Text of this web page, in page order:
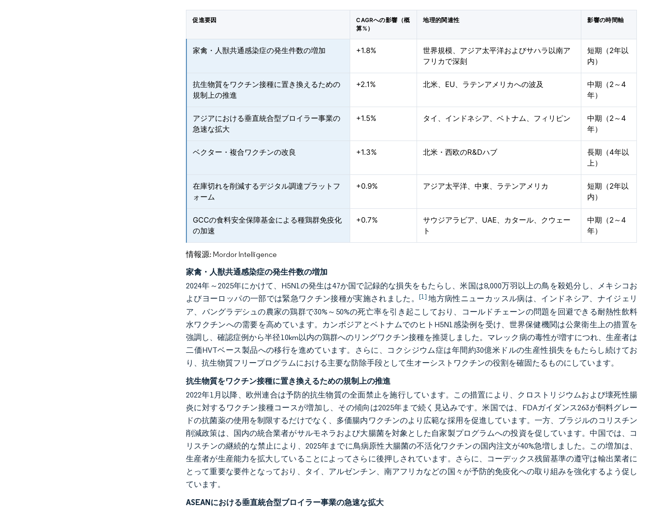
促進要因
CAGRへの影響（概
算%）
地理的関連性 影響の時間軸
家禽・人獣共通感染症の発生件数の増加 +1.8%
世界規模、アジア太平洋およびサハラ以南ア
フリカで深刻
短期（2年以
内）
抗生物質をワクチン接種に置き換えるための
規制上の推進
+2.1% 北米、EU、ラテンアメリカへの波及
中期（2～4
年）
アジアにおける垂直統合型ブロイラー事業の
急速な拡大
+1.5% タイ、インドネシア、ベトナム、フィリピン
中期（2～4
年）
ベクター・複合ワクチンの改良 +1.3% 北米・西欧のR&Dハブ
長期（4年以
上）
在庫切れを削減するデジタル調達プラットフ
ォーム
+0.9% アジア太平洋、中東、ラテンアメリカ
短期（2年以
内）
GCCの食料安全保障基金による種鶏群免疫化
の加速
+0.7%
サウジアラビア、UAE、カタール、クウェー
ト
中期（2～4
年）
情報源: Mordor Intelligence
家禽・人獣共通感染症の発生件数の増加
2024年～2025年にかけて、H5N1の発生は47か国で記録的な損失をもたらし、米国は8,000万羽以上の鳥を殺処分し、メキシコお
よびヨーロッパの一部では緊急ワクチン接種が実施されました。[1] 地方病性ニューカッスル病は、インドネシア、ナイジェリ
ア、バングラデシュの農家の鶏群で30%～50%の死亡率を引き起こしており、コールドチェーンの問題を回避できる耐熱性飲料
水ワクチンへの需要を高めています。カンボジアとベトナムでのヒトH5N1感染例を受け、世界保健機関は公衆衛生上の措置を
強調し、確認症例から半径10km以内の鶏群へのリングワクチン接種を推奨しました。マレック病の毒性が増すにつれ、生産者は
二価HVTベース製品への移行を進めています。さらに、コクシジウム症は年間約30億米ドルの生産性損失をもたらし続けてお
り、抗生物質フリープログラムにおける主要な防除手段として生オーシストワクチンの役割を確固たるものにしています。
抗生物質をワクチン接種に置き換えるための規制上の推進
2022年1月以降、欧州連合は予防的抗生物質の全面禁止を施行しています。この措置により、クロストリジウムおよび壊死性腸
炎に対するワクチン接種コースが増加し、その傾向は2025年まで続く見込みです。米国では、FDAガイダンス263が飼料グレー
ドの抗菌薬の使用を制限するだけでなく、多価腸内ワクチンのより広範な採用を促進しています。一方、ブラジルのコリスチン
削減政策は、国内の統合業者がサルモネラおよび大腸菌を対象とした自家製プログラムへの投資を促しています。中国では、コ
リスチンの継続的な禁止により、2025年までに鳥病原性大腸菌の不活化ワクチンの国内注文が40%急増しました。この増加は、
生産者が生産能力を拡大していることによってさらに後押しされています。さらに、コーデックス残留基準の遵守は輸出業者に
とって重要な要件となっており、タイ、アルゼンチン、南アフリカなどの国々が予防的免疫化への取り組みを強化するよう促し
ています。
ASEANにおける垂直統合型ブロイラー事業の急速な拡大